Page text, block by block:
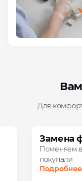
Для
Замена
Поменяем ваш
покупали
Подробнее